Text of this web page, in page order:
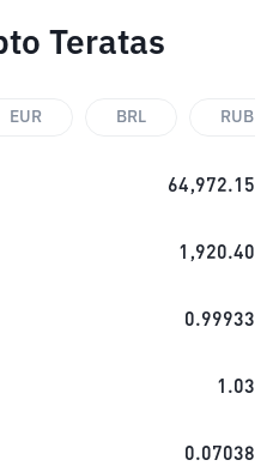
Teratas
EUR BRL RUB
64,972.15
1,920.40
0.99933
1.03
0.07038